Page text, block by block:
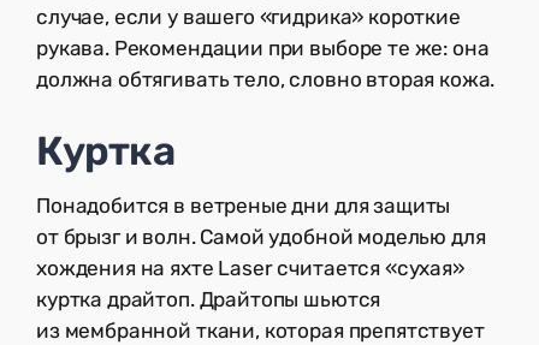
случае, если у вашего «гидрика» короткие
рукава. Рекомендации при выборе те же: она
должна обтягивать тело, словно вторая кожа.
Куртка
Понадобится в ветреные дни для защиты
от брызг и волн. Самой удобной моделью для
хождения на яхте Laser считается «сухая»
куртка драйтоп. Драйтопы шьются
из мембранной ткани, которая препятствует